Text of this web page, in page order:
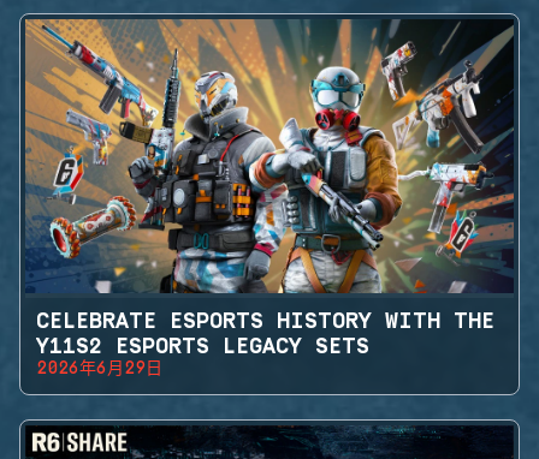
CELEBRATE ESPORTS HISTORY WITH THE
Y11S2 ESPORTS LEGACY SETS
2026年6月29日